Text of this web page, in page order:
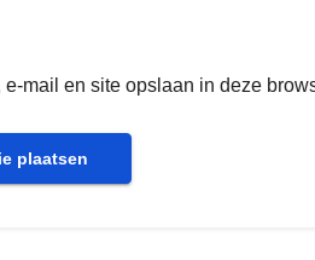
e-mail en site opslaan in deze